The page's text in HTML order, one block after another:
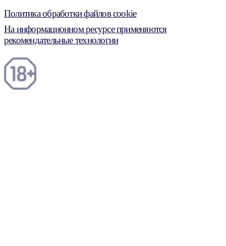
Политика обработки файлов cookie
На информационном ресурсе применяются
рекомендательные технологии